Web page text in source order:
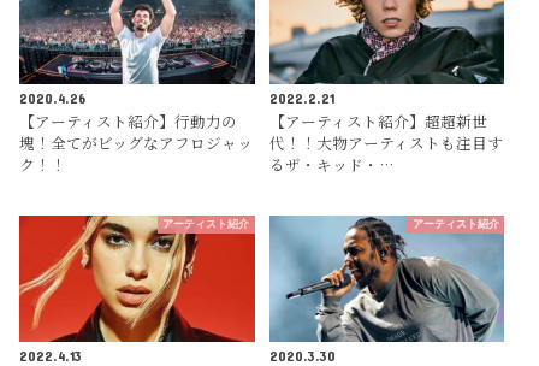
2020.4.26
【アーティスト紹介】行動力の
塊！全てがビッグなアフロジャッ
ク！！
2022.2.21
【アーティスト紹介】超超新世
代！！大物アーティストも注目す
るザ・キッド・…
アーティスト紹介
2022.4.13
アーティスト紹介
2020.3.30